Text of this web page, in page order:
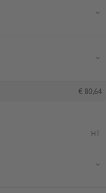
€ 80,64
HT